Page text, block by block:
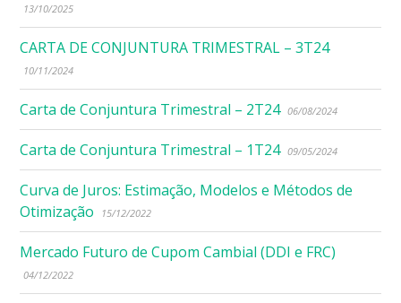
13/10/2025
CARTA DE CONJUNTURA TRIMESTRAL – 3T24
10/11/2024
Carta de Conjuntura Trimestral – 2T24 06/08/2024
Carta de Conjuntura Trimestral – 1T24 09/05/2024
Curva de Juros: Estimação, Modelos e Métodos de
Otimização
15/12/2022
Mercado Futuro de Cupom Cambial (DDI e FRC)
04/12/2022